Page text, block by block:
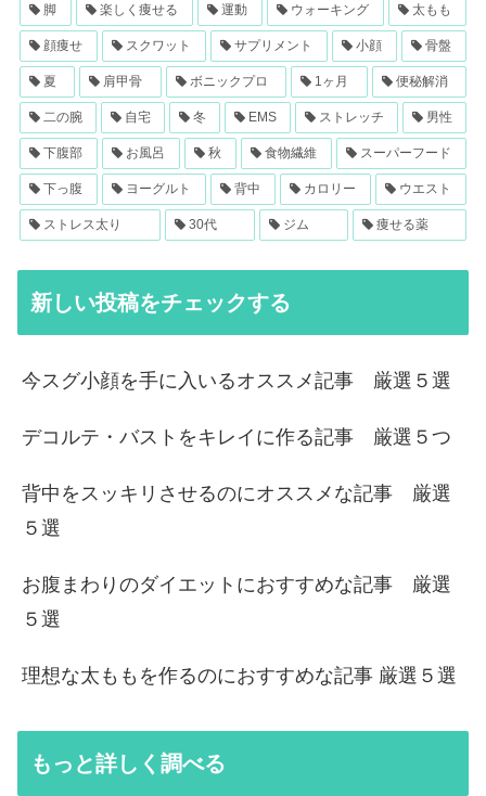
脚 楽しく痩せる 運動 ウォーキング 太もも
顔痩せ スクワット サプリメント 小顔 骨盤
夏 肩甲骨 ボニックプロ 1ヶ月 便秘解消
二の腕 自宅 冬 EMS ストレッチ 男性
下腹部 お風呂 秋 食物繊維 スーパーフード
下っ腹 ヨーグルト 背中 カロリー ウエスト
ストレス太り 30代 ジム 痩せる薬
新しい投稿をチェックする
今スグ小顔を手に入いるオススメ記事 厳選５選
デコルテ・バストをキレイに作る記事 厳選５つ
背中をスッキリさせるのにオススメな記事 厳選
５選
お腹まわりのダイエットにおすすめな記事 厳選
５選
理想な太ももを作るのにおすすめな記事 厳選５選
もっと詳しく調べる